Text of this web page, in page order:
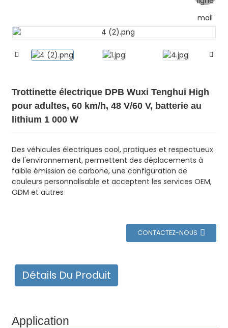
Trottinette électrique DPB Wuxi Tenghui High
pour adultes, 60 km/h, 48 V/60 V, batterie au
lithium 1 000 W
Des véhicules électriques cool, pratiques et respectueux
de l'environnement, permettent des déplacements à
faible émission de carbone, une configuration de
couleurs personnalisable et acceptent les services OEM,
ODM et autres
CONTACTEZ-NOUS
Détails Du Produit
Application